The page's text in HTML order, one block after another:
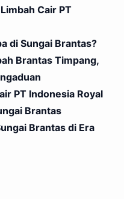
Cair PT
di Sungai Brantas?
Brantas Timpang,
PT Indonesia Royal
Brantas
Brantas di Era